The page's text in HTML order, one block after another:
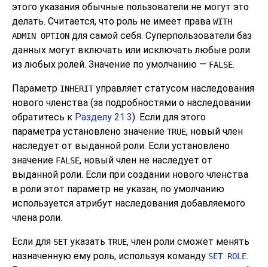
этого указания обычные пользователи не могут это
делать. Считается, что роль не имеет права WITH
ADMIN OPTION для самой себя. Суперпользователи баз
данных могут включать или исключать любые роли
из любых ролей. Значение по умолчанию — FALSE.
Параметр INHERITуправляет статусом наследования
нового членства (за подробностями о наследовании
обратитесь к Разделу 21.3). Если для этого
параметра установлено значение TRUE, новый член
наследует от выданной роли. Если установлено
значение FALSE, новый член не наследует от
выданной роли. Если при создании нового членства
в роли этот параметр не указан, по умолчанию
используется атрибут наследования добавляемого
члена роли.
Если для SETуказать TRUE, член роли сможет менять
назначенную ему роль, используя команду SET ROLE.